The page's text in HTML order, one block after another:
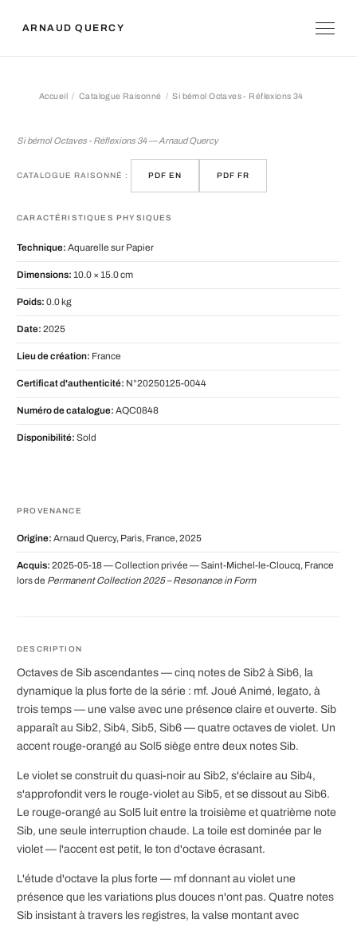
ARNAUD QUERCY
Accueil Catalogue Raisonné Si bémol Octaves - Réflexions 34
Si bémol Octaves - Réflexions 34 — Arnaud Quercy
CATALOGUE RAISONNÉ : PDF EN PDF FR
CARACTÉRISTIQUES PHYSIQUES
Technique: Aquarelle sur Papier
Dimensions: 10.0 × 15.0 cm
Poids: 0.0 kg
Date: 2025
Lieu de création: France
Certificat d'authenticité: N°20250125-0044
Numéro de catalogue: AQC0848
Disponibilité: Sold
PROVENANCE
Origine: Arnaud Quercy, Paris, France, 2025
Acquis: 2025-05-18 — Collection privée — Saint-Michel-le-Cloucq, France
lors de Permanent Collection 2025 – Resonance in Form
DESCRIPTION
Octaves de Sib ascendantes — cinq notes de Sib2 à Sib6, la
dynamique la plus forte de la série : mf. Joué Animé, legato, à
trois temps — une valse avec une présence claire et ouverte. Sib
apparaît au Sib2, Sib4, Sib5, Sib6 — quatre octaves de violet. Un
accent rouge-orangé au Sol5 siège entre deux notes Sib.
Le violet se construit du quasi-noir au Sib2, s'éclaire au Sib4,
s'approfondit vers le rouge-violet au Sib5, et se dissout au Sib6.
Le rouge-orangé au Sol5 luit entre la troisième et quatrième note
Sib, une seule interruption chaude. La toile est dominée par le
violet — l'accent est petit, le ton d'octave écrasant.
L'étude d'octave la plus forte — mf donnant au violet une
présence que les variations plus douces n'ont pas. Quatre notes
Sib insistant à travers les registres, la valse montant avec